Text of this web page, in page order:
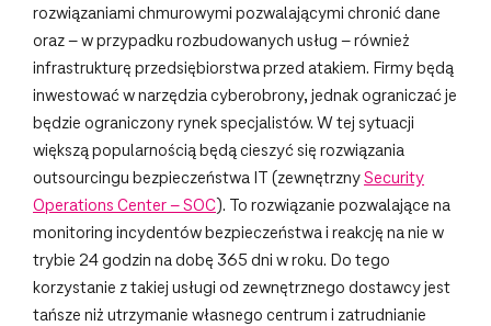
rozwiązaniami chmurowymi pozwalającymi chronić dane
oraz – w przypadku rozbudowanych usług – również
infrastrukturę przedsiębiorstwa przed atakiem. Firmy będą
inwestować w narzędzia cyberobrony, jednak ograniczać je
będzie ograniczony rynek specjalistów. W tej sytuacji
większą popularnością będą cieszyć się rozwiązania
outsourcingu bezpieczeństwa IT (zewnętrznySecurity
Operations Center – SOC). To rozwiązanie pozwalające na
monitoring incydentów bezpieczeństwa i reakcję na nie w
trybie 24 godzin na dobę 365 dni w roku. Do tego
korzystanie z takiej usługi od zewnętrznego dostawcy jest
tańsze niż utrzymanie własnego centrum i zatrudnianie